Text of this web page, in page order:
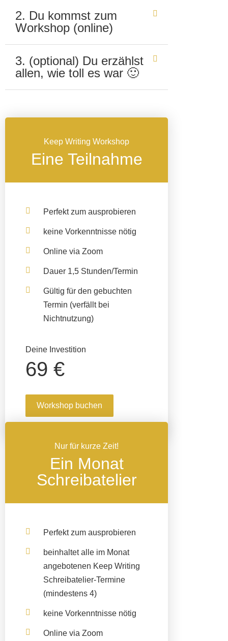
2. Du kommst zum
Workshop (online)
3. (optional) Du erzählst
allen, wie toll es war 🙂
Keep Writing Workshop
Eine Teilnahme
Perfekt zum ausprobieren
keine Vorkenntnisse nötig
Online via Zoom
Dauer 1,5 Stunden/Termin
Gültig für den gebuchten
Termin (verfällt bei
Nichtnutzung)
Deine Investition
69 €
Workshop buchen
Nur für kurze Zeit!
Ein Monat
Schreibatelier
Perfekt zum ausprobieren
beinhaltetalle im Monat
angebotenen Keep Writing
Schreibatelier-Termine
(mindestens 4)
keine Vorkenntnisse nötig
Online via Zoom